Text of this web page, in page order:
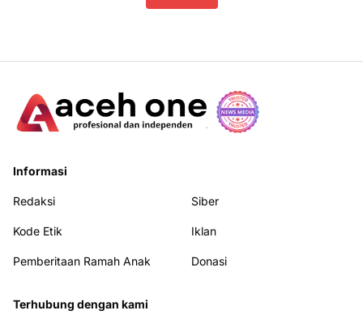
Informasi
Redaksi Siber
Kode Etik Iklan
Pemberitaan Ramah Anak Donasi
Terhubung dengan kami